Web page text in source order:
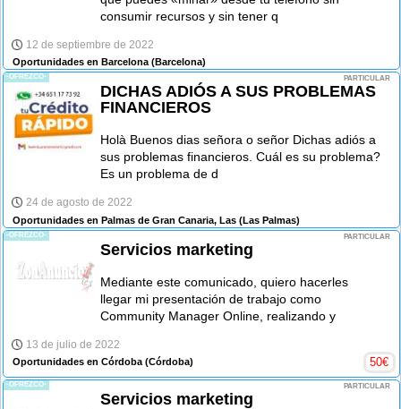
consumir recursos y sin tener q
12 de septiembre de 2022
Oportunidades en Barcelona (Barcelona)
-OFREZCO- PARTICULAR
DICHAS ADIÓS A SUS PROBLEMAS
FINANCIEROS
Holà Buenos dias señora o señor Dichas adiós a
sus problemas financieros. Cuál es su problema?
Es un problema de d
24 de agosto de 2022
Oportunidades en Palmas de Gran Canaria, Las (Las Palmas)
-OFREZCO- PARTICULAR
Servicios marketing
Mediante este comunicado, quiero hacerles
llegar mi presentación de trabajo como
Community Manager Online, realizando y
13 de julio de 2022
Oportunidades en Córdoba (Córdoba) 50€
-OFREZCO- PARTICULAR
Servicios marketing